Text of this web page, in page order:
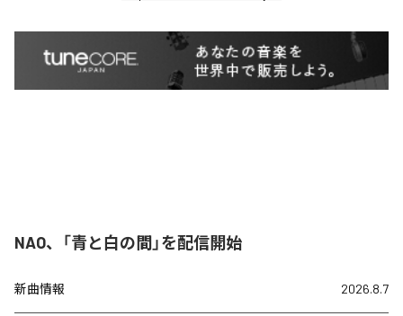
NAO、「青と白の間」を配信開始
新曲情報 2026.8.7